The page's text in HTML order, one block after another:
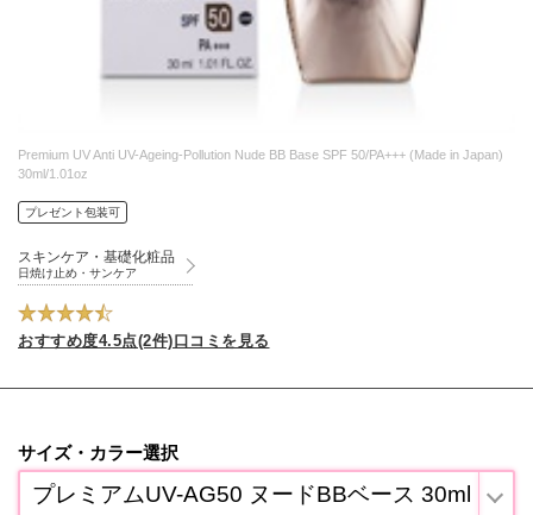
Premium UV Anti UV-Ageing-Pollution Nude BB Base SPF 50/PA+++ (Made in Japan)
30ml/1.01oz
プレゼント包装可
スキンケア・基礎化粧品
日焼け止め・サンケア
おすすめ度4.5点(2件)口コミを見る
サイズ・カラー選択
プレミアムUV-AG50 ヌードBBベース 30ml